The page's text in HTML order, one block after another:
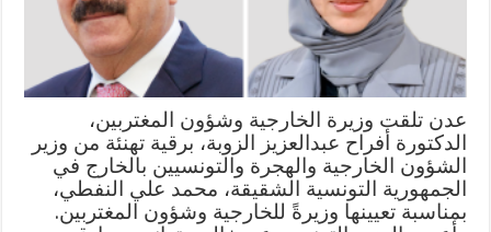
عدن تلقت وزيرة الخارجية وشؤون المغتربين،
الدكتورة أفراح عبدالعزيز الزوبة، برقية تهنئة من وزير
الشؤون الخارجية والهجرة والتونسيين بالخارج في
الجمهورية التونسية الشقيقة، محمد علي النفطي،
بمناسبة تعيينها وزيرةً للخارجية وشؤون المغتربين.